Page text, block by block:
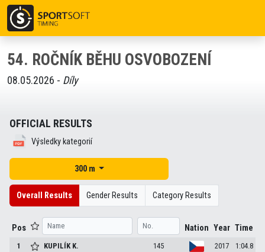
54. ROČNÍK BĚHU OSVOBOZENÍ
08.05.2026 - Díly
OFFICIAL RESULTS
Výsledky kategorií
300 m
Overall Results Gender Results Category Results
Pos Nation Year Time
1 KUPILÍK K. 145 2017
1:04.8